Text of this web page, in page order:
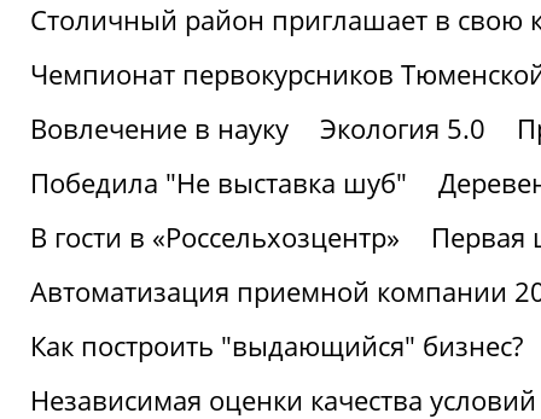
Столичный район приглашает в свою
Чемпионат первокурсников
Вовлечение в науку
Экология 5.0
Победила "Не выставка шуб"
В гости в «Россельхозцентр»
Первая
Автоматизация приемной компании
Как построить "выдающийся" бизнес?
Независимая оценки качества